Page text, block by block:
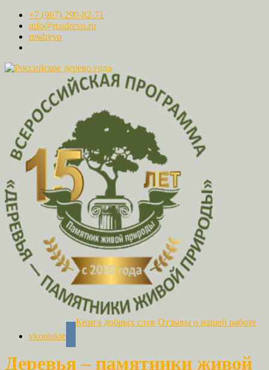
+7 (967) 290-82-71
info@rosdrevo.ru
rosdrevo
vkontakte
Книга добрых слов Отзывы о нашей работе
Деревья – памятники живой